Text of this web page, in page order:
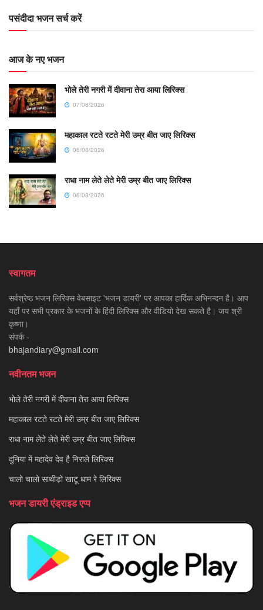
पसंदीदा भजन सर्च करें
आज के नए भजन
भोले तेरी नगरी में दीवाना तेरा आया लिरिक्स
07/08/2026
महाकाल रटते रटते मेरी उम्र बीत जाए लिरिक्स
06/08/2026
राधा नाम लेते लेते मेरी उम्र बीत जाए लिरिक्स
06/08/2026
स्वागतम
सर्वश्रेष्ठ भजन लिरिक्स वेबसाइट 'भजन डायरी' पर आपका हार्दिक अभिनन्दन है। आप
यहाँ पर सभी प्रकार के भजनों के हिंदी लिरिक्स और वीडियो देख सकते है। जय श्री
कृष्णा।
संपर्क -
bhajandiary@gmail.com
नवीनतम भजन
भोले तेरी नगरी में दीवाना तेरा आया लिरिक्स
महाकाल रटते रटते मेरी उम्र बीत जाए लिरिक्स
राधा नाम लेते लेते मेरी उम्र बीत जाए लिरिक्स
दुनिया में महादेव देव है निराले लिरिक्स
चालो चालो साथीड़ो खाटू धाम रे लिरिक्स
भजन डायरी एंड्राइड एप्प